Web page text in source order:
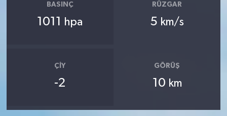
BASINÇ
1011 hpa
RÜZGAR
5 km/s
ÇIY
-2
GÖRÜŞ
10 km